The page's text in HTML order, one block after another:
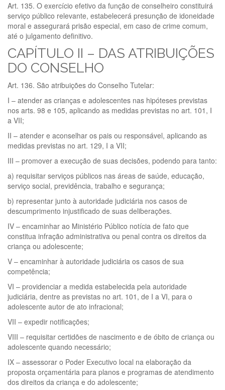
Art. 135. O exercício efetivo da função de conselheiro constituirá
serviço público relevante, estabelecerá presunção de idoneidade
moral e assegurará prisão especial, em caso de crime comum,
até o julgamento definitivo.
CAPÍTULO II – DAS ATRIBUIÇÕES
DO CONSELHO
Art. 136. São atribuições do Conselho Tutelar:
I – atender as crianças e adolescentes nas hipóteses previstas
nos arts. 98 e 105, aplicando as medidas previstas no art. 101, I
a VII;
II – atender e aconselhar os pais ou responsável, aplicando as
medidas previstas no art. 129, I a VII;
III – promover a execução de suas decisões, podendo para tanto:
a) requisitar serviços públicos nas áreas de saúde, educação,
serviço social, previdência, trabalho e segurança;
b) representar junto à autoridade judiciária nos casos de
descumprimento injustificado de suas deliberações.
IV – encaminhar ao Ministério Público notícia de fato que
constitua infração administrativa ou penal contra os direitos da
criança ou adolescente;
V – encaminhar à autoridade judiciária os casos de sua
competência;
VI – providenciar a medida estabelecida pela autoridade
judiciária, dentre as previstas no art. 101, de I a VI, para o
adolescente autor de ato infracional;
VII – expedir notificações;
VIII – requisitar certidões de nascimento e de óbito de criança ou
adolescente quando necessário;
IX – assessorar o Poder Executivo local na elaboração da
proposta orçamentária para planos e programas de atendimento
dos direitos da criança e do adolescente;